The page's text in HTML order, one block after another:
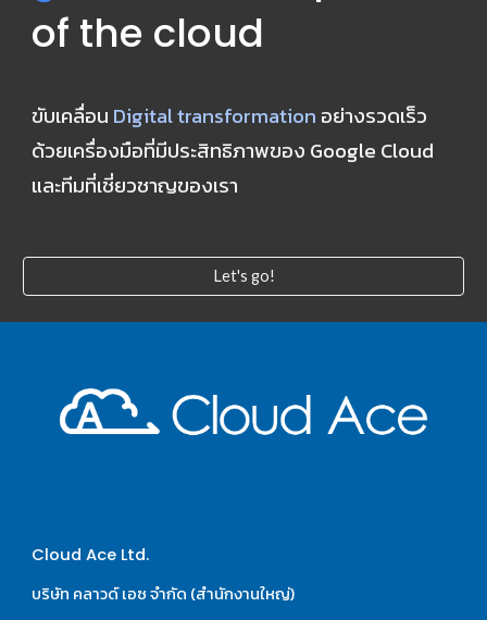
of the cloud
ขับเคลื่อน Digital transformation อย่างรวดเร็ว
ด้วยเครื่องมือที่มีประสิทธิภาพของ Google Cloud
และทีมที่เชี่ยวชาญของเรา
Let's go!
Cloud Ace Ltd.
บริษัท คลาวด์ เอซ จำกัด (สำนักงานใหญ่)